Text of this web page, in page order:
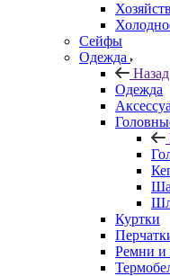
Сейфы
Одежда
Назад
Одежда
Куртки
Ремни и